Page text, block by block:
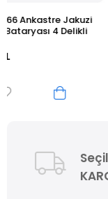
GPD MTK70 Tekli
Jakuzi ve Küvet